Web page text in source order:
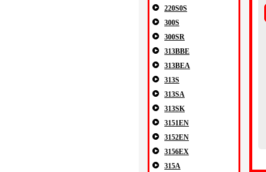
220S0S
300S
300SR
313BBE
313BEA
313S
313SA
313SK
3151EN
3152EN
3156EX
315A